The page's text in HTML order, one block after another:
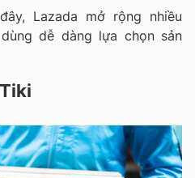
Lazada mở rộng nhiều
dễ dàng lựa chọn sản